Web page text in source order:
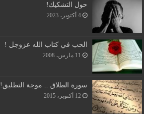
حول التشكيك!
4 أكتوبر، 2023
الحب في كتاب الله عزوجل !
11 مارس، 2008
سورة الطلاق .. موجة التطليق!
12 أكتوبر، 2015